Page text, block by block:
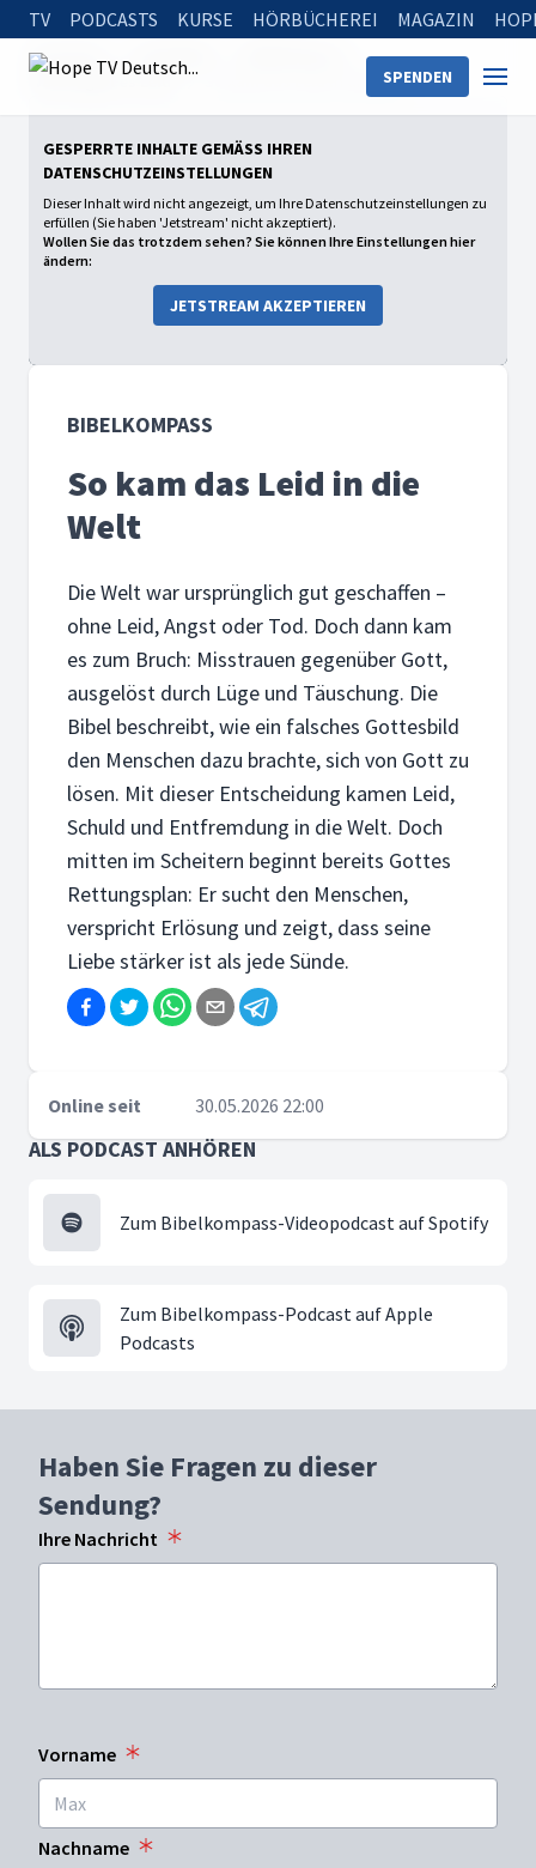
TV PODCASTS KURSE HÖRBÜCHEREI MAGAZIN
SPENDEN
Startseite
Warum gibt es Leid?
So kam das Leid in die Welt
GESPERRTE INHALTE GEMÄSS IHREN D
ATENSCHUTZEINSTELLUNGEN
Dieser Inhalt wird nicht angezeigt, um Ihre Datenschutzeinstellungen zu
erfüllen (Sie haben 'Jetstream' nicht akzeptiert).
Wollen Sie das trotzdem sehen? Sie können Ihre Einstellungen hier
ändern:
JETSTREAM AKZEPTIEREN
BIBELKOMPASS
So kam das Leid in die
Welt
Die Welt war ursprünglich gut geschaffen –
ohne Leid, Angst oder Tod. Doch dann kam
es zum Bruch: Misstrauen gegenüber Gott,
ausgelöst durch Lüge und Täuschung. Die
Bibel beschreibt, wie ein falsches Gottesbild
den Menschen dazu brachte, sich von Gott zu
lösen. Mit dieser Entscheidung kamen Leid,
Schuld und Entfremdung in die Welt. Doch
mitten im Scheitern beginnt bereits Gottes
Rettungsplan: Er sucht den Menschen,
verspricht Erlösung und zeigt, dass seine
Liebe stärker ist als jede Sünde.
Online seit 30.05.2026 22:00
ALS PODCAST ANHÖREN
Zum Bibelkompass-Videopodcast auf Spotify
Zum Bibelkompass-Podcast auf Apple
Podcasts
Haben Sie Fragen zu dieser
Sendung?
Ihre Nachricht
Vorname
Nachname